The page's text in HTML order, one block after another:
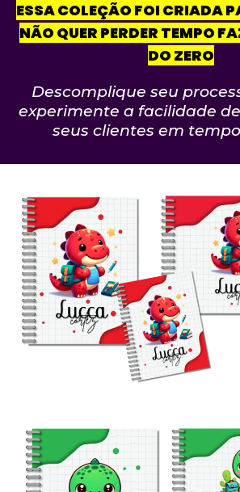
ESSA COLEÇÃO FOI CRIADA
NÃO QUER PERDER TEMPO
DO ZERO
Descomplique seu
experimente a facilidade
seus clientes em